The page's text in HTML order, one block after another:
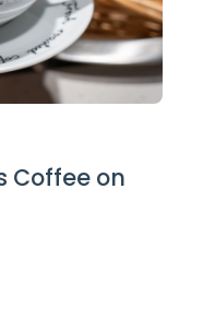
Coffee on